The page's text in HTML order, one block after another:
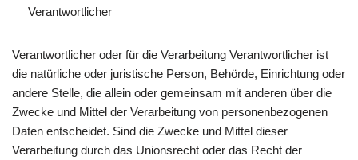
Verantwortlicher
Verantwortlicher oder für die Verarbeitung Verantwortlicher ist
die natürliche oder juristische Person, Behörde, Einrichtung oder
andere Stelle, die allein oder gemeinsam mit anderen über die
Zwecke und Mittel der Verarbeitung von personenbezogenen
Daten entscheidet. Sind die Zwecke und Mittel dieser
Verarbeitung durch das Unionsrecht oder das Recht der